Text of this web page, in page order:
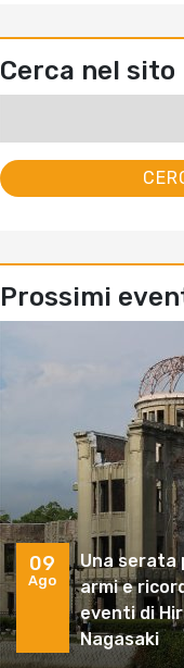
Cerca nel sito
Prossimi
09
Ago
Una serata
armi e
eventi di
Nagasaki